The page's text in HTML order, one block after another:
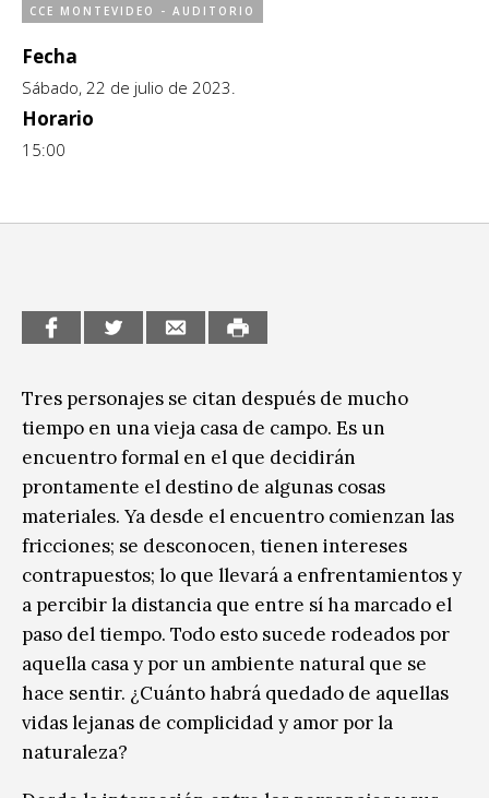
Espacio itinerante de lectura infantil
Formación
Género y Diversidad
Música
CCE MONTEVIDEO - AUDITORIO
Fecha
Sábado, 22 de julio de 2023.
Horario
15:00
Tres personajes se citan después de mucho
tiempo en una vieja casa de campo. Es un
encuentro formal en el que decidirán
prontamente el destino de algunas cosas
materiales. Ya desde el encuentro comienzan las
fricciones; se desconocen, tienen intereses
contrapuestos; lo que llevará a enfrentamientos y
a percibir la distancia que entre sí ha marcado el
paso del tiempo. Todo esto sucede rodeados por
aquella casa y por un ambiente natural que se
hace sentir. ¿Cuánto habrá quedado de aquellas
vidas lejanas de complicidad y amor por la
naturaleza?